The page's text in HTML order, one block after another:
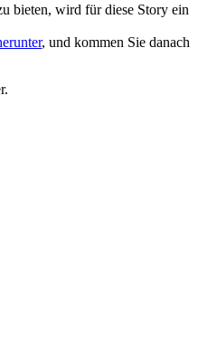
bieten, wird für diese Story ein
, und kommen Sie danach